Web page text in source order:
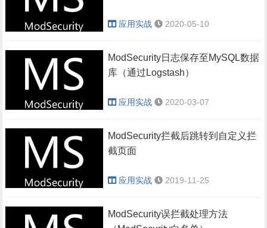
应用实战 2020-05-10
ModSecurity日志保存至MySQL数据
库（通过Logstash）
应用实战 2020-03-07
ModSecurity拦截后跳转到自定义拦
截页面
应用实战 2019-11-25
ModSecurity误拦截处理方法